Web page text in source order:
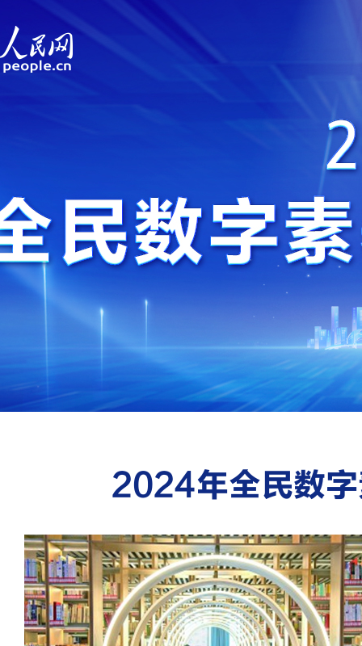
2024年全民数